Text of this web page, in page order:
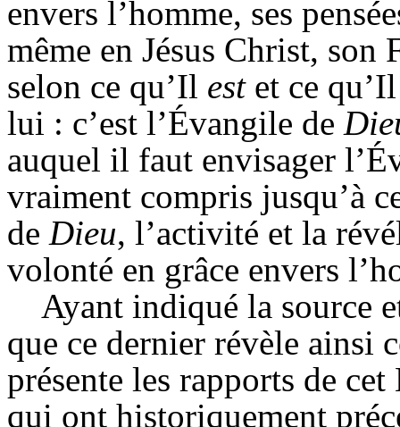
envers l’homme, ses
même en Jésus Christ, son
selon ce qu’Il est et ce
lui : c’est l’Évangile de
auquel il faut envisager
vraiment compris jusqu’à
de Dieu, l’activité et la
volonté en grâce envers
Ayant indiqué la source
que ce dernier révèle ainsi
présente les rapports de
qui ont historiquement